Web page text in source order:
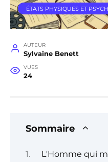
ÉTATS PHYSIQUES ET
AUTEUR
Sylvaine Benett
VUES
24
Sommaire
L'Homme qui